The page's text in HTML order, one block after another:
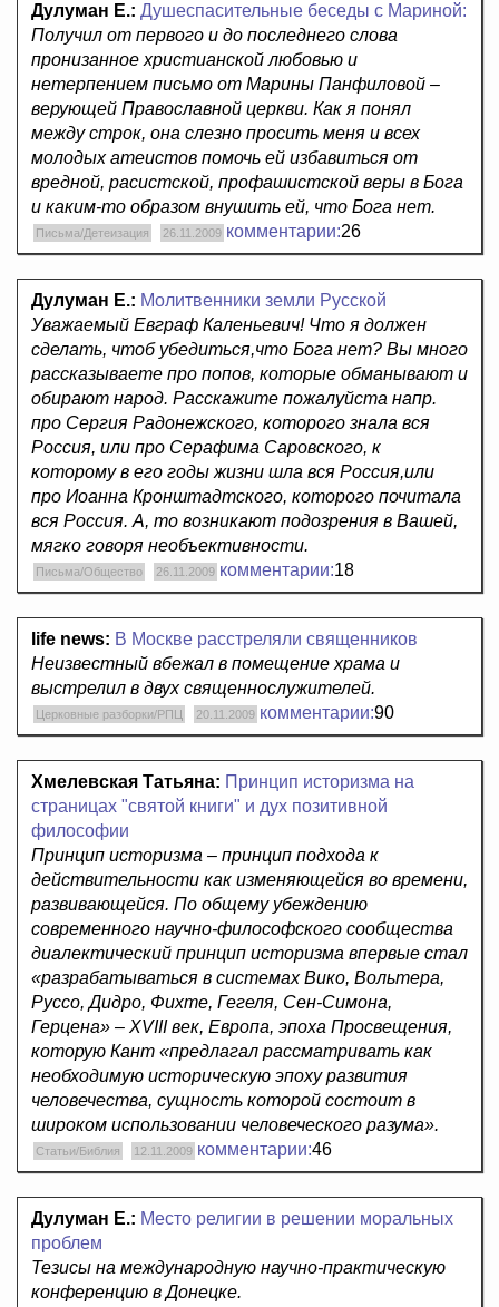
Дулуман Е.: Душеспасительные беседы с Мариной:
Получил от первого и до последнего слова
пронизанное христианской любовью и
нетерпением письмо от Марины Панфиловой –
верующей Православной церкви. Как я понял
между строк, она слезно просить меня и всех
молодых атеистов помочь ей избавиться от
вредной, расистской, профашистской веры в Бога
и каким-то образом внушить ей, что Бога нет.
Письма/Детеизация 26.11.2009 комментарии:26
Дулуман Е.: Молитвенники земли Русской
Уважаемый Евграф Каленьевич! Что я должен
сделать, чтоб убедиться,что Бога нет? Вы много
рассказываете про попов, которые обманывают и
обирают народ. Расскажите пожалуйста напр.
про Сергия Радонежского, которого знала вся
Россия, или про Серафима Саровского, к
которому в его годы жизни шла вся Россия,или
про Иоанна Кронштадтского, которого почитала
вся Россия. А, то возникают подозрения в Вашей,
мягко говоря необъективности.
Письма/Общество 26.11.2009 комментарии:18
life news: В Москве расстреляли священников
Неизвестный вбежал в помещение храма и
выстрелил в двух священнослужителей.
Церковные разборки/РПЦ 20.11.2009 комментарии:90
Хмелевская Татьяна: Принцип историзма на
страницах "святой книги" и дух позитивной
философии
Принцип историзма – принцип подхода к
действительности как изменяющейся во времени,
развивающейся. По общему убеждению
современного научно-философского сообщества
диалектический принцип историзма впервые стал
«разрабатываться в системах Вико, Вольтера,
Руссо, Дидро, Фихте, Гегеля, Сен-Симона,
Герцена» – XVIII век, Европа, эпоха Просвещения,
которую Кант «предлагал рассматривать как
необходимую историческую эпоху развития
человечества, сущность которой состоит в
широком использовании человеческого разума».
Статьи/Библия 12.11.2009 комментарии:46
Дулуман Е.: Место религии в решении моральных
проблем
Тезисы на международную научно-практическую
конференцию в Донецке.